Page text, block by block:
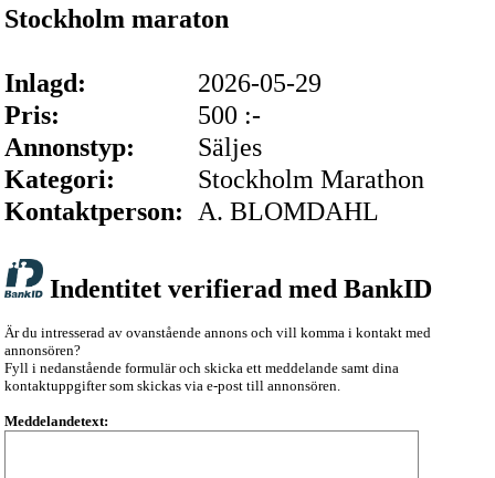
Stockholm maraton
Inlagd:
2026-05-29
Pris:
500 :-
Annonstyp:
Säljes
Kategori:
Stockholm Marathon
Kontaktperson:
A. BLOMDAHL
Indentitet verifierad med BankID
Är du intresserad av ovanstående annons och vill komma i kontakt med
annonsören?
Fyll i nedanstående formulär och skicka ett meddelande samt dina
kontaktuppgifter som skickas via e-post till annonsören.
Meddelandetext: